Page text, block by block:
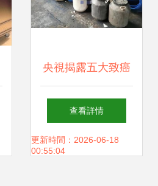
央視揭露五大致癌
日用品 降價背后暗
藏隱患，您中招了
查看詳情
更新時間：2026-06-18
00:55:04